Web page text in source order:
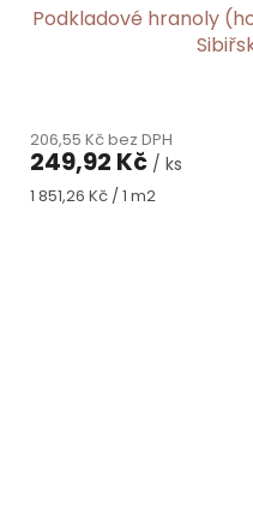
Podkladové hranoly
206,55 Kč bez DPH
249,92 Kč / ks
Měrná
1 851,26 Kč / 1 m2